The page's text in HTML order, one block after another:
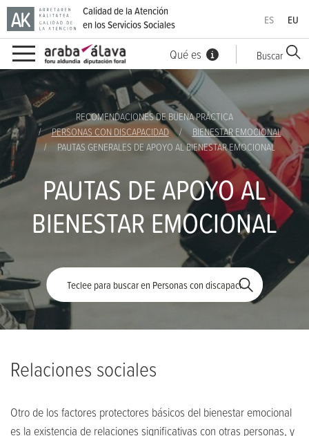
Ir directamente al contenido
Calidad de la Atención
en los Servicios Sociales
Qué es Buscar
ES EU
RECOMENDACIONES DE BUENA PRÁCTICA
PERSONAS CON DISCAPACIDAD
BIENESTAR EMOCIONAL
PAUTAS GENERALES DE APOYO AL BIENESTAR EMOCIONAL
PAUTAS DE APOYO AL
BIENESTAR EMOCIONAL
Relaciones sociales
Otro de los factores protectores básicos del bienestar emocional
es la existencia de relaciones significativas con otras personas, y